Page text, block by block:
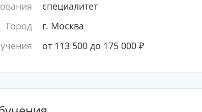
специалитет
Город
г. Москва
от 113 500 до 175 000 ₽